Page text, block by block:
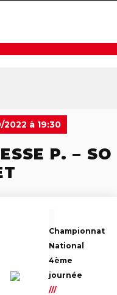
2022 à 19:30
P. – SO
Championnat
National
4ème
journée
///
Stade Marcel